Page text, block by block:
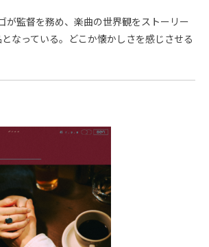
が監督を務め、楽曲の世界観をストーリー
なっている。どこか懐かしさを感じさせる